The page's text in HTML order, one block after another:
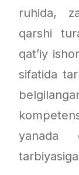
ruhida,
qarshi
qat’iy
sifatida
yanada